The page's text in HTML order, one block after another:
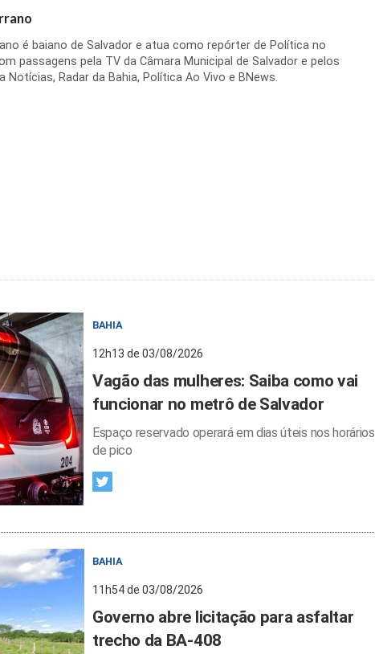
é baiano de Salvador e atua como repórter de Política no
passagens pela TV da Câmara Municipal de Salvador e pelos
Notícias, Radar da Bahia, Política Ao Vivo e BNews.
BAHIA
12h13 de 03/08/2026
Vagão das mulheres: Saiba como vai
funcionar no metrô de Salvador
Espaço reservado operará em dias úteis nos horários
de pico
BAHIA
11h54 de 03/08/2026
Governo abre licitação para asfaltar
trecho da BA-408